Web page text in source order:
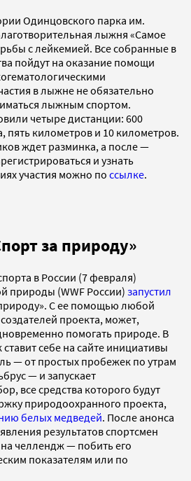
Одинцовского парка им.
лыжня «Самое
с лейкемией. Все собранные в
пойдут на оказание помощи
в лыжне не обязательно
лыжным спортом.
четыре дистанции: 600
пять километров и 10 километров.
ждет разминка, а после —
и узнать
участия можно по ссылке.
за природу»
в России (7 февраля)
природы (WWF России) запустил
С ее помощью любой
проекта, может,
помогать природе. В
себе на сайте инициативы
— от простых пробежек по утрам
— и запускает
все средства которого будут
природоохранного проекта,
белых медведей. После анонса
результатов спортсмен
челлендж — побить его
показателям или по